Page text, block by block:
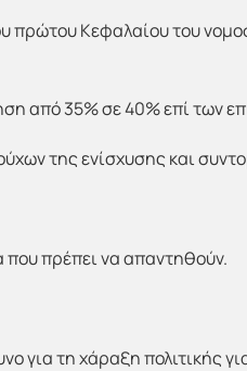
πρώτου Κεφαλαίου του
από 35% σε 40% επί των
της ενίσχυσης και
πρέπει να απαντηθούν.
για τη χάραξη πολιτικής